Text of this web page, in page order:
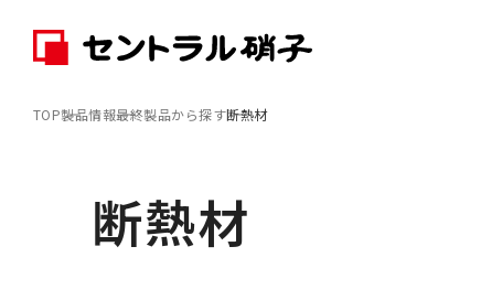
TOP製品情報最終製品から探す断熱材
断熱材